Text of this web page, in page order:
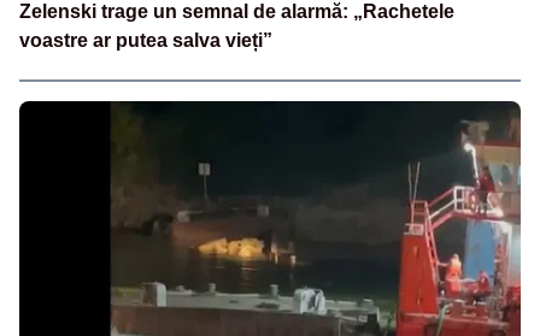
Zelenski trage un semnal de alarmă: „Rachetele
voastre ar putea salva vieți”